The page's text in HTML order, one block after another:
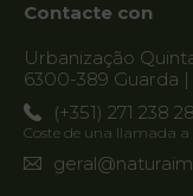
Contacte con
Urbanização
6300-389 Guarda
(+351) 271 238
Coste de una llamada